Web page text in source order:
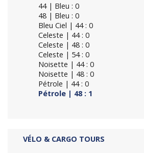
44 | Bleu : 0
48 | Bleu : 0
Bleu Ciel | 44 : 0
Celeste | 44 : 0
Celeste | 48 : 0
Celeste | 54 : 0
Noisette | 44 : 0
Noisette | 48 : 0
Pétrole | 44 : 0
Pétrole | 48 : 1
VÉLO & CARGO TOURS